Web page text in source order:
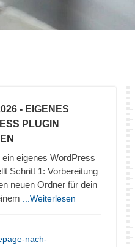
- EIGENES
PLUGIN
ein eigenes WordPress
Schritt 1: Vorbereitung
neuen Ordner für dein
...Weiterlesen
nach-